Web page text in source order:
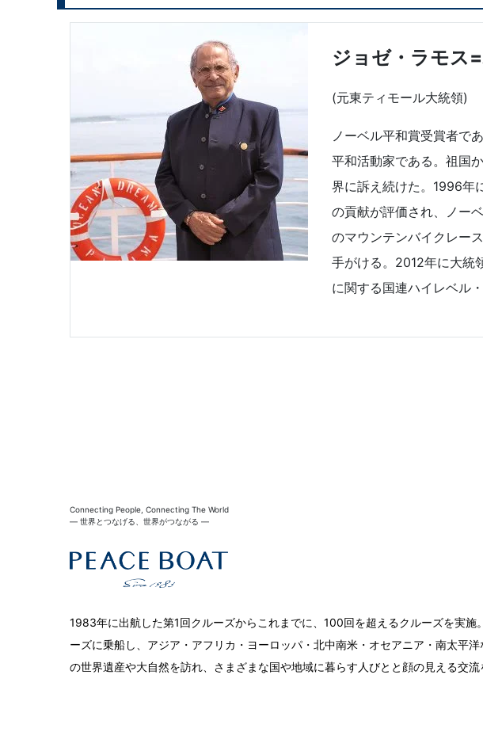
ジョゼ・ラモ
(元東ティモール大統領)
ノーベル平和賞受賞者で
平和活動家である。祖国
界に訴え続けた。1996年
の貢献が評価され、ノー
のマウンテンバイクレー
手がける。2012年に大統
に関する国連ハイレベル
Connecting People, Connecting The World
― 世界とつなげる、世界がつながる ―
1983年に出航した第1回クルーズからこれまでに、100回を超えるクルーズを実施
ーズに乗船し、アジア・アフリカ・ヨーロッパ・北中南米・オセアニア・南太平
の世界遺産や大自然を訪れ、さまざまな国や地域に暮らす人びとと顔の見える交流